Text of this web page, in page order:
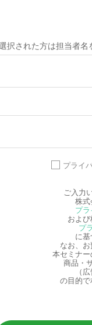
択された方は担当者
プライ
ご入力
株式
プ
およ
プ
に
なお、
本セミナ
商品・
（
の目的